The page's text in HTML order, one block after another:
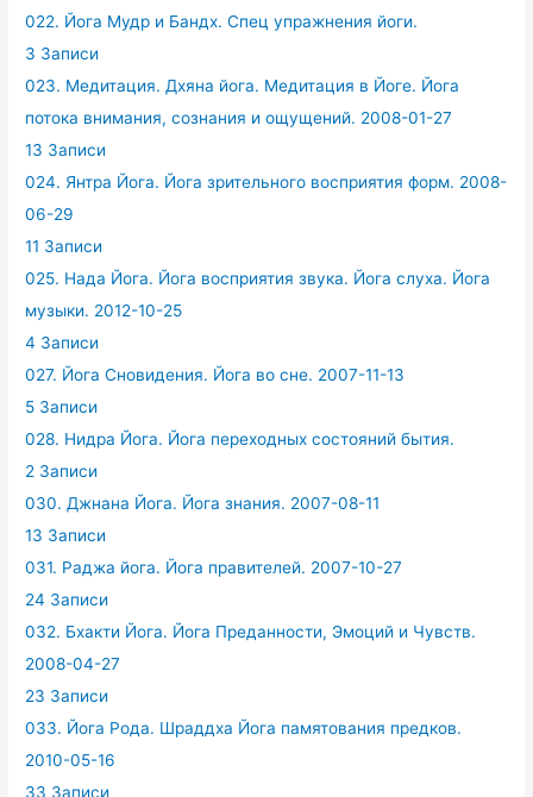
022. Йога Мудр и Бандх. Спец упражнения йоги.
3 Записи
023. Медитация. Дхяна йога. Медитация в Йоге. Йога
потока внимания, сознания и ощущений. 2008-01-27
13 Записи
024. Янтра Йога. Йога зрительного восприятия форм. 2008-
06-29
11 Записи
025. Нада Йога. Йога восприятия звука. Йога слуха. Йога
музыки. 2012-10-25
4 Записи
027. Йога Сновидения. Йога во сне. 2007-11-13
5 Записи
028. Нидра Йога. Йога переходных состояний бытия.
2 Записи
030. Джнана Йога. Йога знания. 2007-08-11
13 Записи
031. Раджа йога. Йога правителей. 2007-10-27
24 Записи
032. Бхакти Йога. Йога Преданности, Эмоций и Чувств.
2008-04-27
23 Записи
033. Йога Рода. Шраддха Йога памятования предков.
2010-05-16
33 Записи